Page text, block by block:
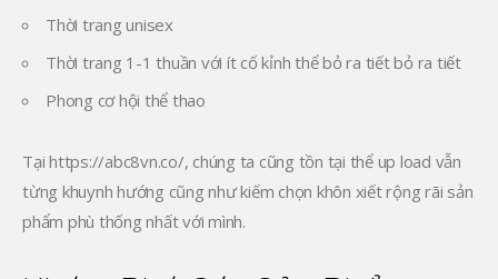
Thời trang unisex
Thời trang 1-1 thuần với ít cố kỉnh thể bỏ ra tiết bỏ ra tiết
Phong cơ hội thể thao
Tại https://abc8vn.co/, chúng ta cũng tồn tại thể up load vẫn
từng khuynh hướng cũng như kiếm chọn khôn xiết rộng rãi sản
phẩm phù thống nhất với mình.